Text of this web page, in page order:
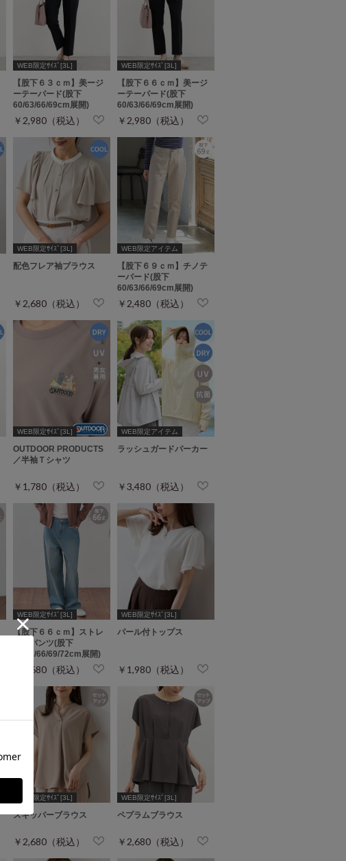
WEB限定ｻｲｽﾞ[3L]
【股下６３ｃｍ】美ージ
ーテーパード(股下
60/63/66/69cm展開)
￥2,980（税込）
WEB限定ｻｲｽﾞ[3L]
【股下６６ｃｍ】美ージ
ーテーパード(股下
60/63/66/69cm展開)
￥2,980（税込）
WEB限定ｻｲｽﾞ[3L]
配色フレア袖ブラウス
￥2,680（税込）
WEB限定アイテム
【股下６９ｃｍ】チノテ
ーパード(股下
60/63/66/69cm展開)
￥2,480（税込）
WEB限定ｻｲｽﾞ[3L]
OUTDOOR PRODUCTS
／半袖Ｔシャツ
￥1,780（税込）
WEB限定アイテム
ラッシュガードパーカー
￥3,480（税込）
WEB限定ｻｲｽﾞ[3L]
【股下６６ｃｍ】ストレ
ートパンツ(股下
60/63/66/69/72cm展開)
￥2,680（税込）
WEB限定ｻｲｽﾞ[3L]
パール付トップス
￥1,980（税込）
WEB限定ｻｲｽﾞ[3L]
スキッパーブラウス
￥2,680（税込）
WEB限定ｻｲｽﾞ[3L]
ペプラムブラウス
￥2,680（税込）